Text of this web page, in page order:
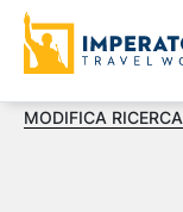
MODIFICA RICERCA